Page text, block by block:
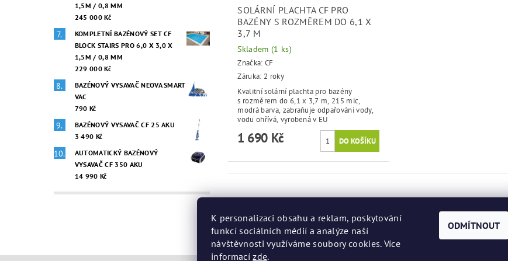
1,5M / 0,8 MM
245 000 Kč
KOMPLETNÍ BAZÉNOVÝ SET CF
BLOCK STAIRS PRO 6,0 X 3,0 X
1,5M / 0,8 MM
229 000 Kč
BAZÉNOVÝ VYSAVAČ NEOVA SMART
VAC
790 Kč
BAZÉNOVÝ VYSAVAČ CF 25 AKU
3 490 Kč
AUTOMATICKÝ BAZÉNOVÝ
VYSAVAČ CF 350 AKU
14 990 Kč
SOLÁRNÍ PLACHTA CF PRO
BAZÉNY S ROZMĚREM DO 6,1 X
3,7 M
Skladem (1 ks)
Značka: CF
Záruka: 2 roky
Kvalitní solární plachta pro bazény
s rozměrem do 6,1 x 3,7 m, 215 mic,
modrá barva, zabraňuje odpařování vody,
vodu ohřívá, vyrobená v EU
1 690 Kč
K personalizaci obsahu a reklam, poskytování
funkcí sociálních médií a analýze naší
návštěvnosti využíváme soubory cookies. Více
informacízde.
ODMÍTNOUT